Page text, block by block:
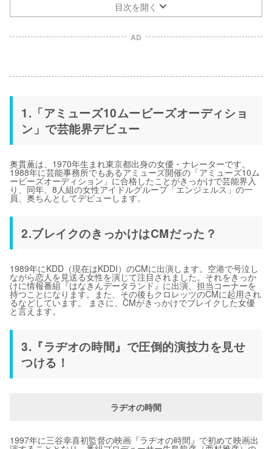
目次を開く
AD
1.「アミューズ10ムービーズオーディショ
ン」で芸能界デビュー
奥貫薫は、1970年生まれ東京都出身の女優・ナレーターです。
1988年に芸能事務所でもあるアミューズ開催の「アミューズ10ム
ービーズオーディション」に合格したことがきっかけで芸能界入
り、同年、8人組の女性アイドルグループ「エンジェルス」の一
員、奥ちんとしてデビューします。
2.ブレイクのきっかけはCMだった？
1989年にKDD（現在はKDDI）のCMに出演します。空港で号泣し
ながら恋人を見送る女性を演じて注目されました。それをきっか
けに情報番組『はなきんデータランド』に出演、担当コーナーを
持つことになります。また、その後もクロレッツのCMに起用され
るなどしています。 まさに、CMがきっかけでブレイクした女優
と言えます。
3.『ラヂオの時間』で圧倒的演技力を見せ
つける！
ラヂオの時間
1997年に三谷幸喜初監督の映画『ラヂオの時間』で初めて映画出